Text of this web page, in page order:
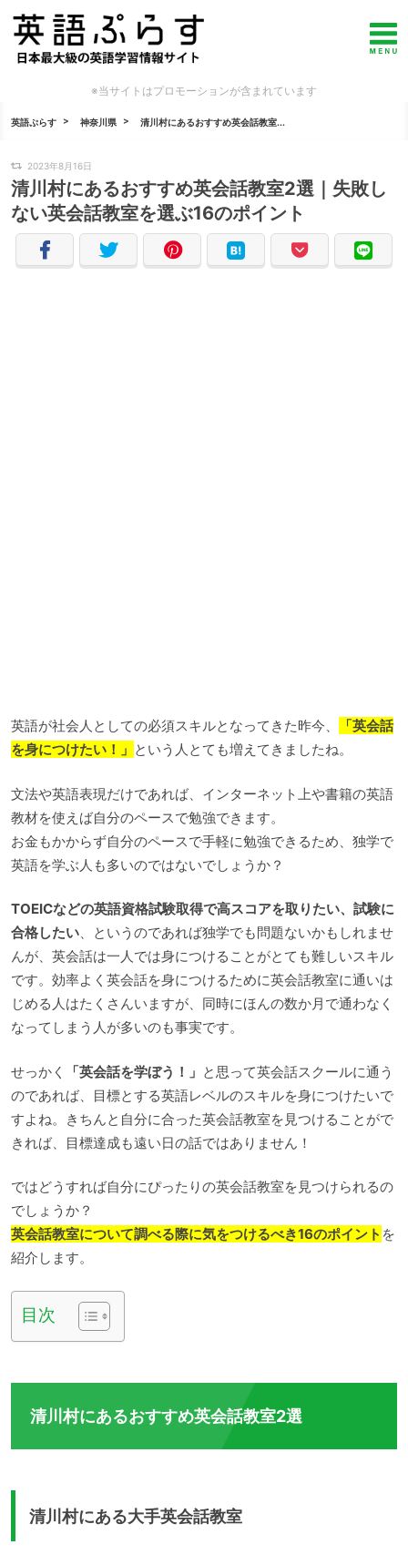
※当サイトはプロモーションが含まれています
英語ぷらす 神奈川県 清川村にあるおすすめ英会話教室...
2023年8月16日
清川村にあるおすすめ英会話教室2選｜失敗し
ない英会話教室を選ぶ16のポイント
英語が社会人としての必須スキルとなってきた昨今、
「英会話
を身につけたい！」 という人とても増えてきましたね。
文法や英語表現だけであれば、インターネット上や書籍の英語
教材を使えば自分のペースで勉強できます。
お金もかからず自分のペースで手軽に勉強できるため、独学で
英語を学ぶ人も多いのではないでしょうか？
TOEICなどの英語資格試験取得で高スコアを取りたい、試験に
合格したい、というのであれば独学でも問題ないかもしれませ
んが、英会話は一人では身につけることがとても難しいスキル
です。効率よく英会話を身につけるために英会話教室に通いは
じめる人はたくさんいますが、同時にほんの数か月で通わなく
なってしまう人が多いのも事実です。
せっかく 「英会話を学ぼう！」 と思って英会話スクールに通う
のであれば、目標とする英語レベルのスキルを身につけたいで
すよね。きちんと自分に合った英会話教室を見つけることがで
きれば、目標達成も遠い日の話ではありません！
ではどうすれば自分にぴったりの英会話教室を見つけられるの
でしょうか？
英会話教室について調べる際に気をつけるべき16のポイント を
紹介します。
目次
清川村にあるおすすめ英会話教室2選
清川村にある大手英会話教室